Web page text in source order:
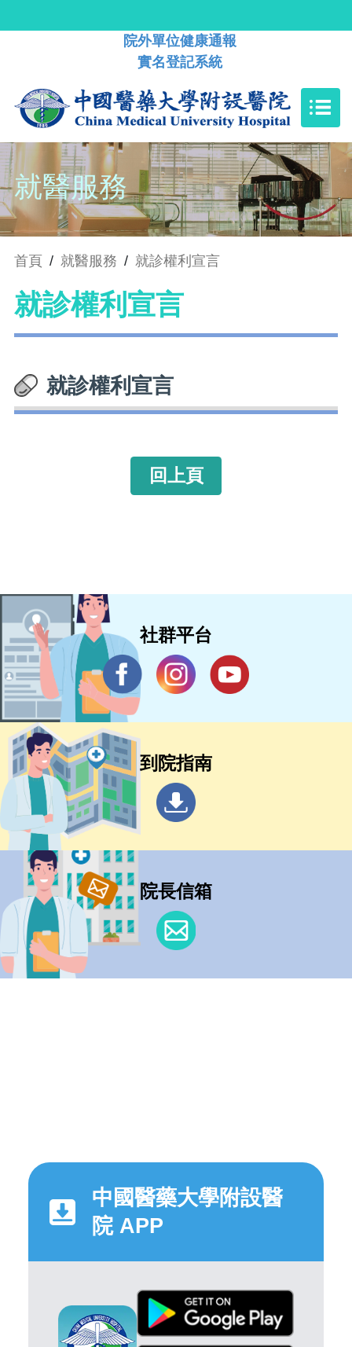
院外單位健康通報
實名登記系統
就醫服務
首頁 / 就醫服務 / 就診權利宣言
就診權利宣言
就診權利宣言
回上頁
社群平台
到院指南
院長信箱
中國醫藥大學附設醫
院 APP